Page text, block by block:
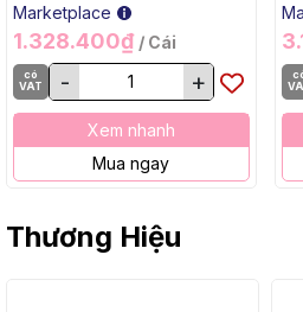
Marketplace
1.328.400₫ / Cái
có
VAT
- +
Xem nhanh
Mua ngay
Thương Hiệu